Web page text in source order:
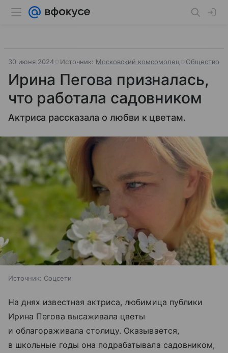
30 июня 2024 Источник: Московский комсомолец Общество
Ирина Пегова призналась,
что работала садовником
Актриса рассказала о любви к цветам.
Источник: Соцсети
На днях известная актриса, любимица публики
Ирина Пегова высаживала цветы
и облагораживала столицу. Оказывается,
в школьные годы она подрабатывала садовником,